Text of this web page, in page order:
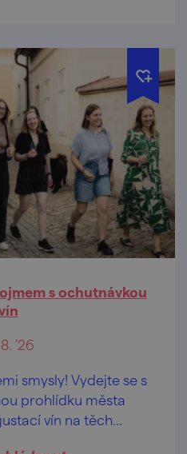
s ochutnávkou
'26
smysly! Vydejte se s
prohlídku města
vín na těch